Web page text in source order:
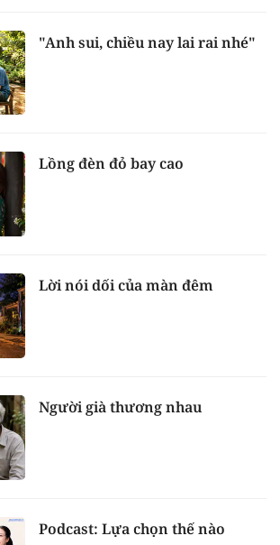
"Anh sui, chiều nay lai rai nhé"
Lồng đèn đỏ bay cao
Lời nói dối của màn đêm
Người già thương nhau
Podcast: Lựa chọn thế nào